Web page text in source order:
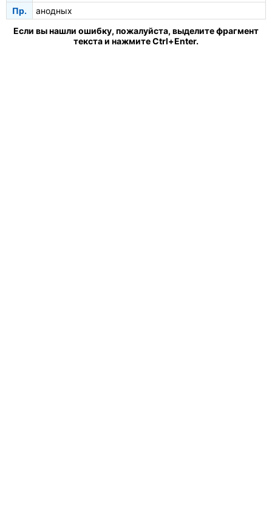
Пр.
анодных
Если вы нашли ошибку, пожалуйста, выделите фрагмент
текста и нажмите Ctrl+Enter.